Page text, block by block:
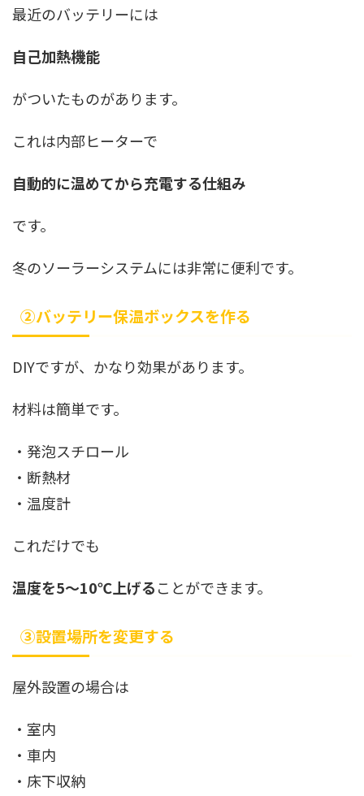
最近のバッテリーには
自己加熱機能
がついたものがあります。
これは内部ヒーターで
自動的に温めてから充電する仕組み
です。
冬のソーラーシステムには非常に便利です。
②バッテリー保温ボックスを作る
DIYですが、かなり効果があります。
材料は簡単です。
・発泡スチロール
・断熱材
・温度計
これだけでも
温度を5〜10℃上げることができます。
③設置場所を変更する
屋外設置の場合は
・室内
・車内
・床下収納